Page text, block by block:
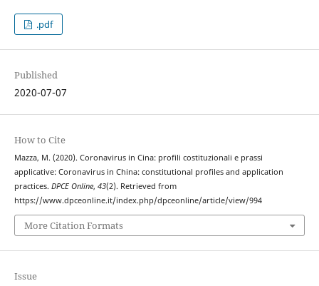
.pdf
Published
2020-07-07
How to Cite
Mazza, M. (2020). Coronavirus in Cina: profili costituzionali e prassi
applicative: Coronavirus in China: constitutional profiles and application
practices. DPCE Online, 43(2). Retrieved from
https://www.dpceonline.it/index.php/dpceonline/article/view/994
More Citation Formats
Issue